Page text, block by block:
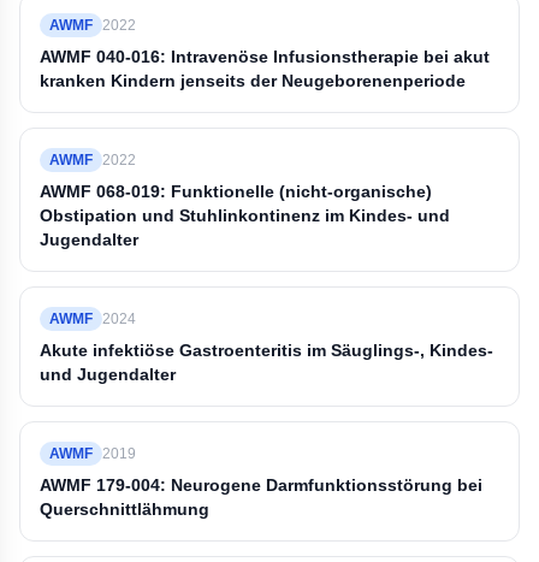
AWMF 2022
AWMF 040-016: Intravenöse Infusionstherapie bei akut
kranken Kindern jenseits der Neugeborenenperiode
AWMF 2022
AWMF 068-019: Funktionelle (nicht-organische)
Obstipation und Stuhlinkontinenz im Kindes- und
Jugendalter
AWMF 2024
Akute infektiöse Gastroenteritis im Säuglings-, Kindes-
und Jugendalter
AWMF 2019
AWMF 179-004: Neurogene Darmfunktionsstörung bei
Querschnittlähmung